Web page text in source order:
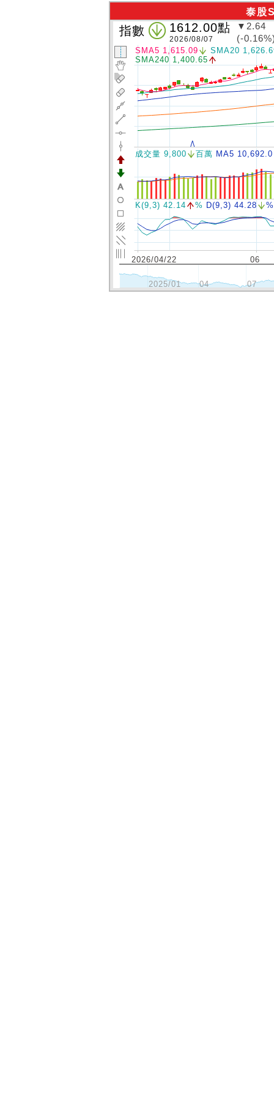
泰股
指數 1612.00點
2026/08/07
▼2.64
(-
SMA5 1,615.09
SMA20
SMA240 1,400.65
成交量 9,800 百萬 MA5 10,692.0
K(9,3) 42.14 % D(9,3) 44.28 %